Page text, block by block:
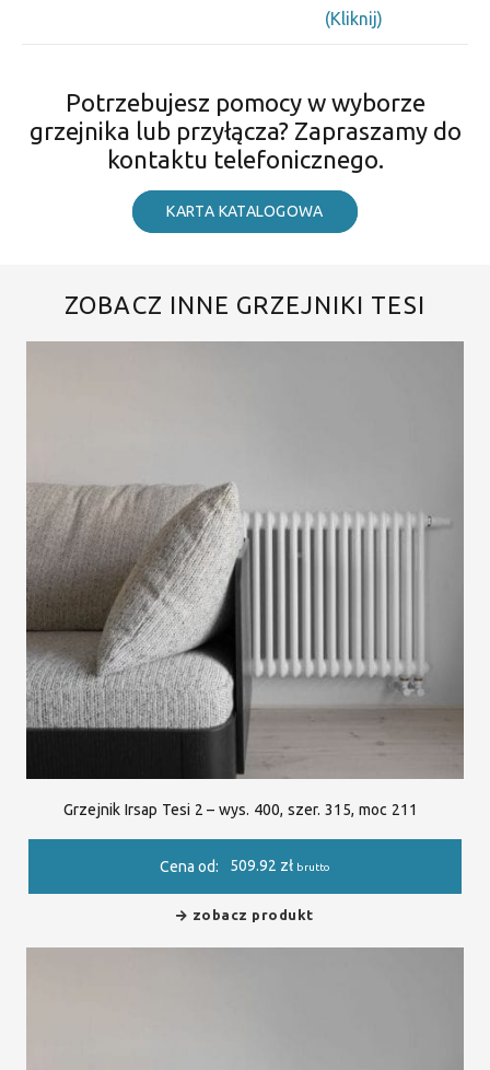
(Kliknij)
Potrzebujesz pomocy w wyborze
grzejnika lub przyłącza? Zapraszamy do
kontaktu telefonicznego.
KARTA KATALOGOWA
ZOBACZ INNE GRZEJNIKI TESI
Grzejnik Irsap Tesi 2 – wys. 400, szer. 315, moc 211
Cena od: 509.92 zł brutto
zobacz produkt